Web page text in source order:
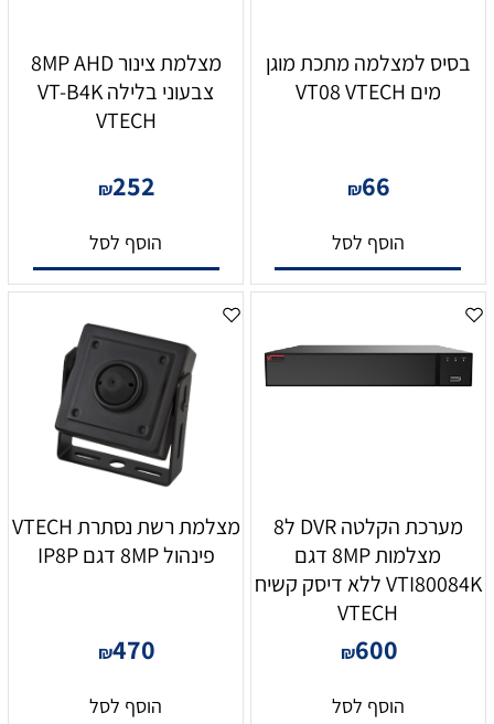
בסיס למצלמה מתכת מוגן
מים VT08 VTECH
₪66
הוסף לסל
מצלמת צינור 8MP AHD
צבעוני בלילה VT-B4K
VTECH
₪252
הוסף לסל
מערכת הקלטה DVR ל8
מצלמות 8MP דגם
VTI80084K ללא דיסק קשיח
VTECH
₪600
הוסף לסל
מצלמת רשת נסתרת VTECH
פינהול 8MP דגם IP8P
₪470
הוסף לסל